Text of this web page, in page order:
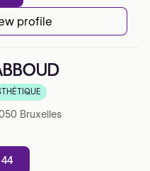
profile
Google
Bruxelles
44